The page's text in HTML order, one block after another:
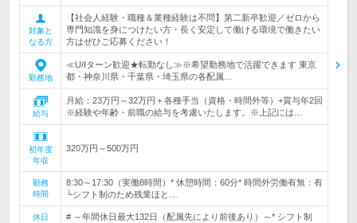
対象と
なる方
【社会人経験・職種＆業種経験は不問】第二新卒歓迎／ゼロから
専門知識を身につけたい方・長く安定して働ける環境で働きたい
方はぜひご応募ください！
勤務地
≪U/Iターン歓迎★転勤なし≫※希望勤務地で活躍できます 東京
都・神奈川県・千葉県・埼玉県の各配属…
給与
月給：23万円～32万円＋各種手当（資格・時間外等）+賞与年2回
※経験や年齢・前職の給与を考慮いたします。※上記には…
初年度
年収
320万円～500万円
勤務
時間
8:30～17:30（実働8時間）* 休憩時間：60分* 時間外労働有無：有
└シフト制のため残業ほと…
休日 # ～年間休日最大132日（配属先により前後あり）～* シフト制